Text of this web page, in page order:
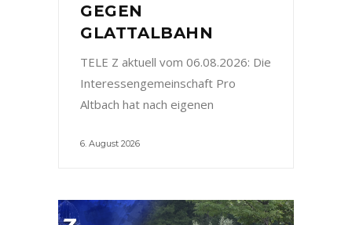
GEGEN
GLATTALBAHN
TELE Z aktuell vom 06.08.2026: Die
Interessengemeinschaft Pro
Altbach hat nach eigenen
6. August 2026